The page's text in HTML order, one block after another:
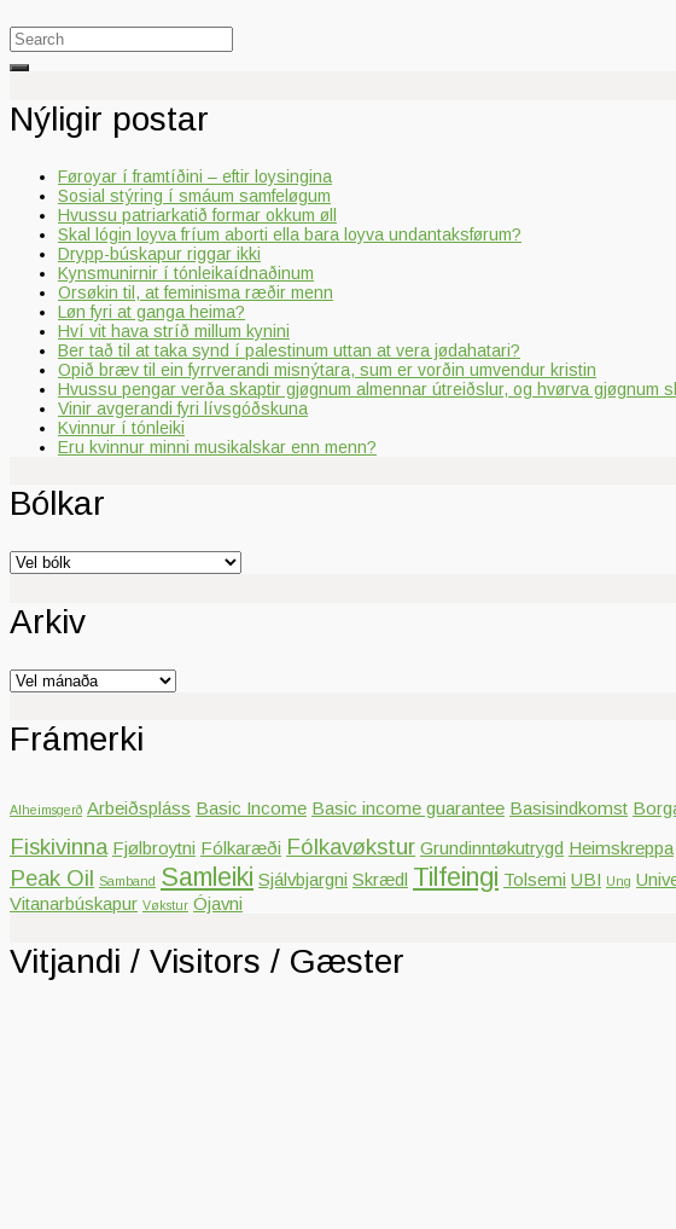
Search
for:
Nýligir postar
Føroyar í framtíðini – eftir loysingina
Sosial stýring í smáum samfeløgum
Hvussu patriarkatið formar okkum øll
Skal lógin loyva fríum aborti ella bara loyva undantaksførum?
Drypp-búskapur riggar ikki
Kynsmunirnir í tónleikaídnaðinum
Orsøkin til, at feminisma ræðir menn
Løn fyri at ganga heima?
Hví vit hava stríð millum kynini
Ber tað til at taka synd í palestinum uttan at vera jødahatari?
Opið bræv til ein fyrrverandi misnýtara, sum er vorðin umvendur kristin
Hvussu pengar verða skaptir gjøgnum almennar útreiðslur, og hvørva gjøgnum
Vinir avgerandi fyri lívsgóðskuna
Kvinnur í tónleiki
Eru kvinnur minni musikalskar enn menn?
Bólkar
Bólkar
Arkiv
Arkiv
Frámerki
Alheimsgerð Arbeiðspláss Basic Income Basic income guarantee Basisindkomst
Fiskivinna Fjølbroytni Fólkaræði Fólkavøkstur Grundinntøkutrygd Heimskreppa
Peak Oil Samband Samleiki Sjálvbjargni Skrædl Tilfeingi Tolsemi UBI Ung
Vitanarbúskapur Vøkstur Ójavni
Vitjandi / Visitors / Gæster